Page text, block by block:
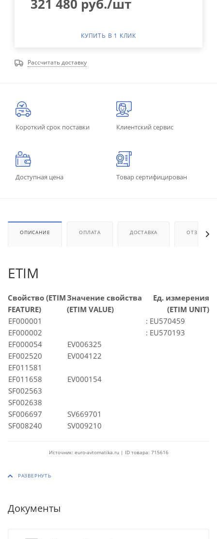
321 480 руб./шт
КУПИТЬ В 1 КЛИК
Рассчитать доставку
Короткий срок поставки Клиентский сервис
Доступная цена Товар сертифицирован
ОПИСАНИЕ ОПЛАТА ДОСТАВКА ОТЗЫВЫ
ETIM
Свойство (ETIM
FEATURE)
Значение свойства
(ETIM VALUE)
Ед. измерения
(ETIM UNIT)
EF000001
: EU570459
EF000002
: EU570193
EF000054
EV006325
EF002520
EV004122
EF011581
EF011658
EV000154
SF002563
SF002638
SF006697
SV669701
SF008240
SV009210
Источник: euro-avtomatika.ru | ID товара: 715616
Документы